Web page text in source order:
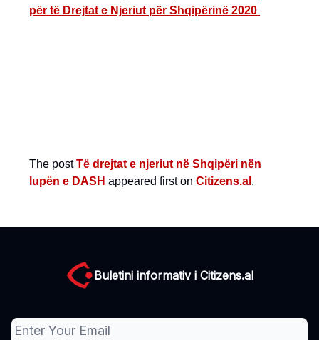
për të Drejtat e Njeriut për Shqipërinë 2020
The postTë drejtat e njeriut në Shqipëri nën
lupën e DASH appeared first on Citizens.al .
Buletini informativ i Citizens.al